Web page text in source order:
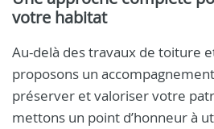
votre habitat
Au-delà des travaux de toiture
proposons un
préserver et valoriser votre
mettons un point d’honneur à